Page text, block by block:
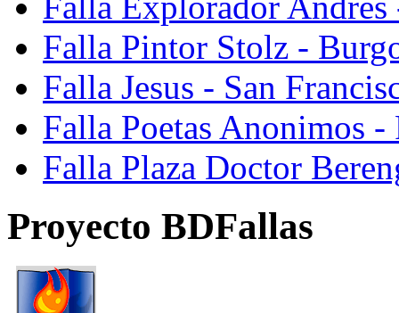
Falla Pintor Stolz -
Falla Jesus - San
Falla Poetas Anonimos
Falla Plaza Doctor
Proyecto BDFallas